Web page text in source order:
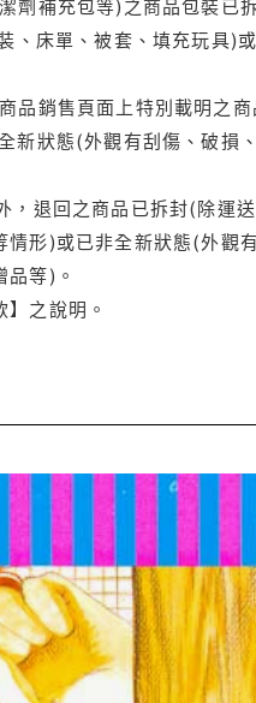
床單、被套、填充玩具)
品銷售頁面上特別載明之
新狀態(外觀有刮傷、破損
退回之商品已拆封(除運
形)或已非全新狀態(外觀
等)。
之說明。